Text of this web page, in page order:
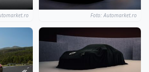
Foto: Automarket.ro